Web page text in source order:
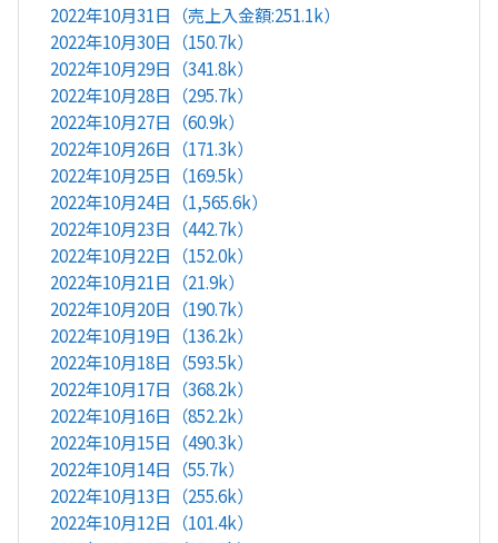
2022年10月31日（売上入金額:251.1k）
2022年10月30日（150.7k）
2022年10月29日（341.8k）
2022年10月28日（295.7k）
2022年10月27日（60.9k）
2022年10月26日（171.3k）
2022年10月25日（169.5k）
2022年10月24日（1,565.6k）
2022年10月23日（442.7k）
2022年10月22日（152.0k）
2022年10月21日（21.9k）
2022年10月20日（190.7k）
2022年10月19日（136.2k）
2022年10月18日（593.5k）
2022年10月17日（368.2k）
2022年10月16日（852.2k）
2022年10月15日（490.3k）
2022年10月14日（55.7k）
2022年10月13日（255.6k）
2022年10月12日（101.4k）